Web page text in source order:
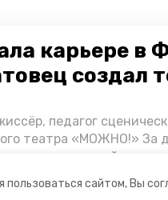
пользоваться сайтом, Вы
карьере в
создал
педагог
театра «МОЖНО!» За
спектаклей,